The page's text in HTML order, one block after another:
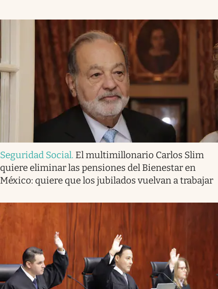
Seguridad Social. El multimillonario Carlos Slim
quiere eliminar las pensiones del Bienestar en
México: quiere que los jubilados vuelvan a trabajar